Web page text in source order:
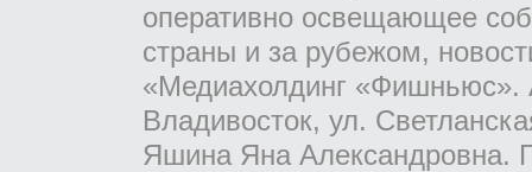
оперативно освещающее
страны и за рубежом,
«Медиахолдинг «Фишньюс».
Владивосток, ул.
Яшина Яна Александровна.